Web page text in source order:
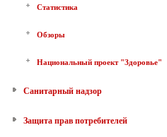
Статистика
Обзоры
Национальный проект "Здоровье"
Санитарный надзор
Защита прав потребителей